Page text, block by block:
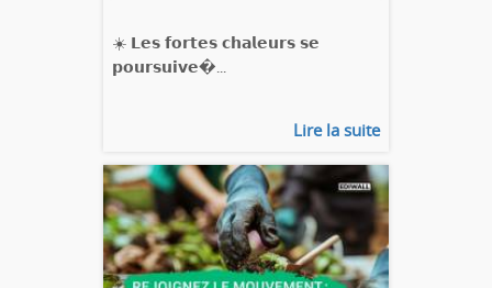
☀️ 𝗟𝗲𝘀 𝗳𝗼𝗿𝘁𝗲𝘀 𝗰𝗵𝗮𝗹𝗲𝘂𝗿𝘀 𝘀𝗲
𝗽𝗼𝘂𝗿𝘀𝘂𝗶𝘃𝗲�...
Lire la suite